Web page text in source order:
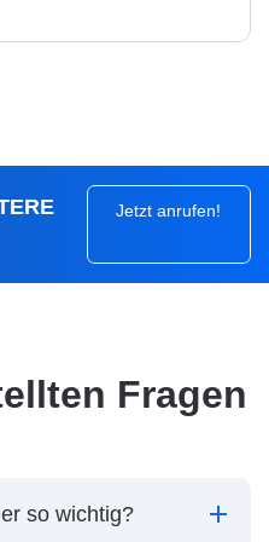
Jetzt anrufen!
Fragen
so wichtig?